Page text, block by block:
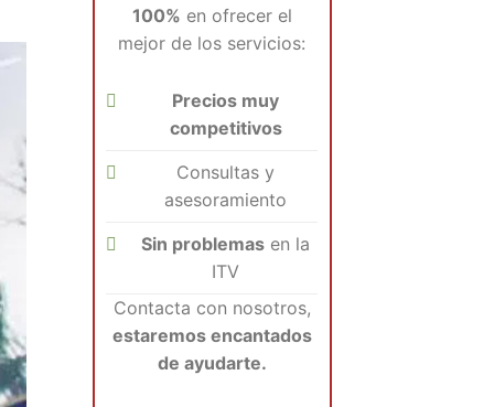
100% en ofrecer el
mejor de los servicios:
Precios muy
competitivos
Consultas y
asesoramiento
Sin problemas en la
ITV
Contacta con nosotros,
estaremos encantados
de ayudarte.